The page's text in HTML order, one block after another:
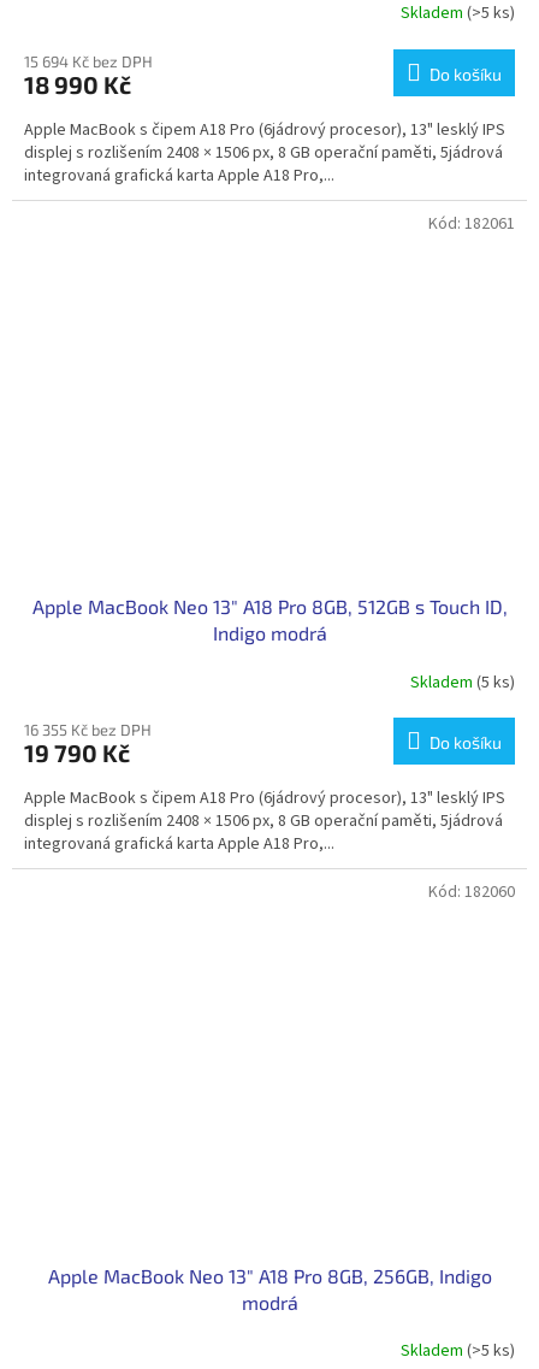
Skladem (>5 ks)
15 694 Kč bez DPH
18 990 Kč Do košíku
Apple MacBook s čipem A18 Pro (6jádrový procesor), 13" lesklý IPS
displej s rozlišením 2408 × 1506 px, 8 GB operační paměti, 5jádrová
integrovaná grafická karta Apple A18 Pro,...
Apple MacBook Neo 13" A18 Pro 8GB, 512GB s Touch ID,
Indigo modrá
Skladem (5 ks)
16 355 Kč bez DPH
19 790 Kč Do košíku
Apple MacBook s čipem A18 Pro (6jádrový procesor), 13" lesklý IPS
displej s rozlišením 2408 × 1506 px, 8 GB operační paměti, 5jádrová
integrovaná grafická karta Apple A18 Pro,...
Kód: 182061
Apple MacBook Neo 13" A18 Pro 8GB, 256GB, Indigo
modrá
Skladem (>5 ks)
Kód: 182060